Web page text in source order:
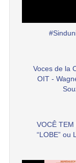
Voces de la
OIT -
VOCÊ TEM
“LOBE” ou